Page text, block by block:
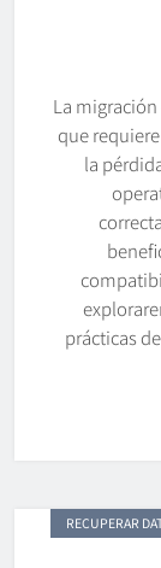
La
que
la
prácticas
RECUPERAR